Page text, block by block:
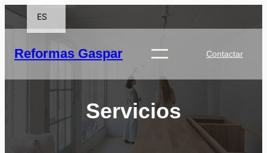
Reformas Gaspar Contactar
Servicios
ES
CA